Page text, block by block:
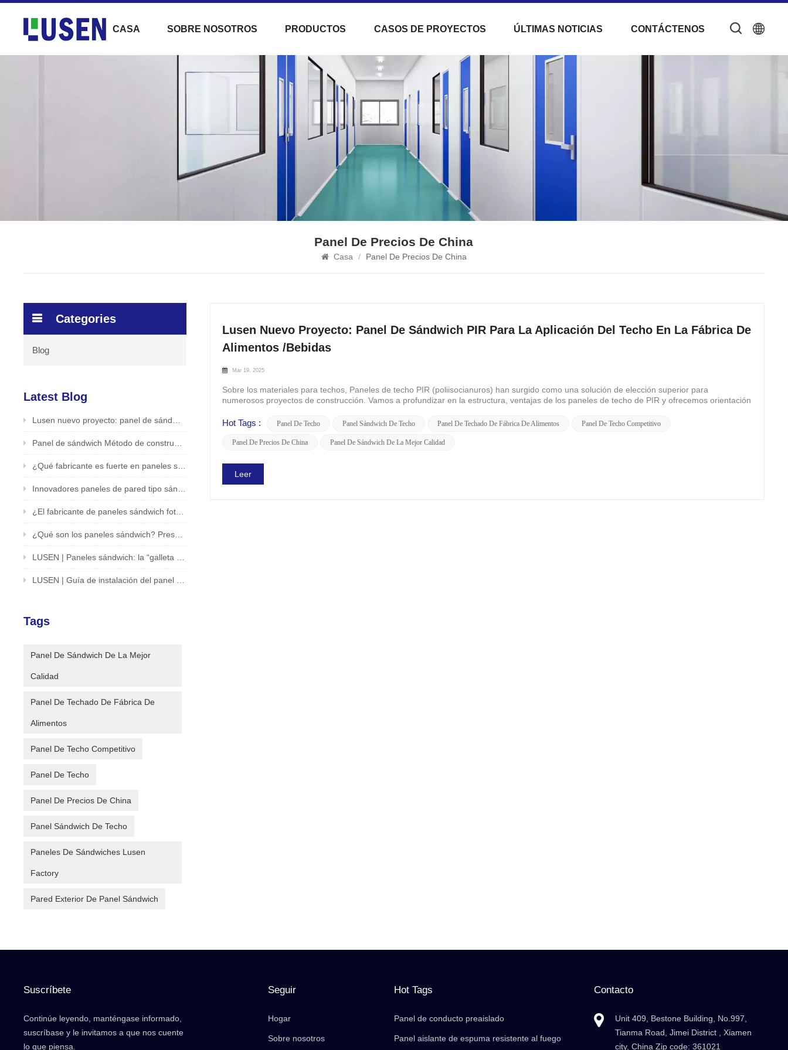
CASA SOBRE NOSOTROS PRODUCTOS CASOS DE PROYECTOS ÚLTIMAS NOTICIAS CONTÁCTENOS
Panel De Precios De China
Casa / Panel De Precios De China
Lusen Nuevo Proyecto: Panel De Sándwich PIR Para La Aplicación Del Techo En La Fábrica De
Alimentos /bebidas
Mar 19, 2025
Sobre los materiales para techos, Paneles de techo PIR (poliisocianuros) han surgido como una solución de elección superior para
numerosos proyectos de construcción. Vamos a profundizar en la estructura, ventajas de los paneles de techo de PIR y ofrecemos orientación
Hot Tags : Panel De Techo Panel Sándwich De Techo Panel De Techado De Fábrica De Alimentos Panel De Techo Competitivo
Panel De Precios De China Panel De Sándwich De La Mejor Calidad
Leer
Categories
Blog
Latest Blog
Lusen nuevo proyecto: panel de sándwich PIR para la aplicación del techo en la fábrica de alimentos /bebidas
Panel de sándwich Método de construcción de pared exterior Lusen Factory presentado
¿Qué fabricante es fuerte en paneles sándwich fotovoltaicos? Productor confiable y seguro - LUSEN
Innovadores paneles de pared tipo sándwich fotovoltaicos de LUSEN (Xiamen) Co., Ltd.
¿El fabricante de paneles sándwich fotovoltaicos en China es bueno? Fabricante original LUSEN admite personalización
¿Qué son los paneles sándwich? Presentación de una solución innovadora para edificios y estructuras
LUSEN | Paneles sándwich: la “galleta sándwich” del mundo de la arquitectura
LUSEN | Guía de instalación del panel sándwich de desbloqueo en un segundo
Tags
Panel De Sándwich De La Mejor
Calidad
Panel De Techado De Fábrica De
Alimentos
Panel De Techo Competitivo
Panel De Techo
Panel De Precios De China
Panel Sándwich De Techo
Paneles De Sándwiches Lusen
Factory
Pared Exterior De Panel Sándwich
Suscríbete
Continúe leyendo, manténgase informado,
suscríbase y le invitamos a que nos cuente
lo que piensa.
Seguir
Hogar
Sobre nosotros
Hot Tags
Panel de conducto preaislado
Panel aislante de espuma resistente al fuego
Contacto
Unit 409, Bestone Building, No.997,
Tianma Road, Jimei District , Xiamen
city, China Zip code: 361021